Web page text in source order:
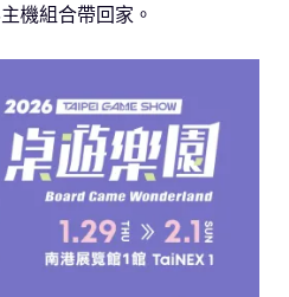
機組合帶回家。